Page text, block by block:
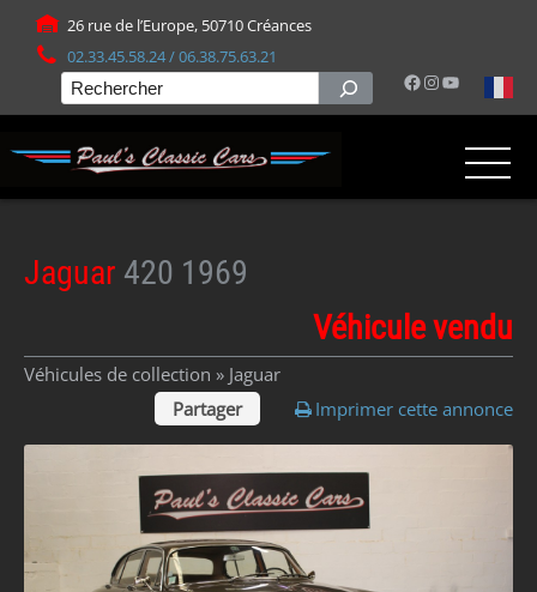
26 rue de l’Europe, 50710 Créances
02.33.45.58.24 / 06.38.75.63.21
Facebook
Instagram
YouTube
Rechercher
Jaguar 420 1969
Véhicule vendu
Véhicules de collection » Jaguar
Partager
Imprimer cette annonce
Panneau de gestion des cookies